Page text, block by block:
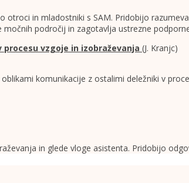
otroci in mladostniki s SAM. Pridobijo
področij in zagotavlja ustrezne
vzgoje in izobraževanja (J. Kranjc)
komunikacije z ostalimi deležniki v
in glede vloge asistenta. Pridobijo